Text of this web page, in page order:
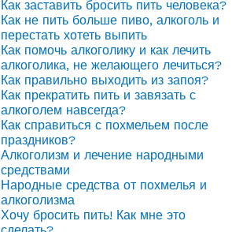
Как заставить бросить пить человека?
Как не пить больше пиво, алкоголь и
перестать хотеть выпить
Как помочь алкоголику и как лечить
алкоголика, не желающего лечиться?
Как правильно выходить из запоя?
Как прекратить пить и завязать с
алкоголем навсегда?
Как справиться с похмельем после
праздников?
Алкоголизм и лечение народными
средствами
Народные средства от похмелья и
алкоголизма
Хочу бросить пить! Как мне это